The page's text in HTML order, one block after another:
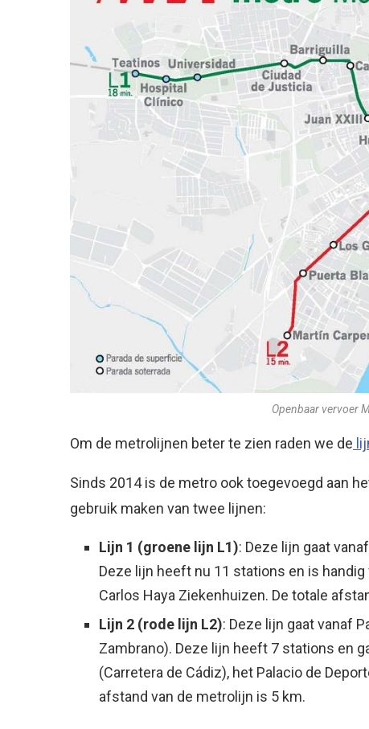
Openbaar vervoer
Om de metrolijnen beter te zien raden we de
Sinds 2014 is de metro ook toegevoegd aan
gebruik maken van twee lijnen:
Lijn 1 (groene lijn L1): Deze lijn gaat
Deze lijn heeft nu 11 stations en is
Carlos Haya Ziekenhuizen. De totale
Lijn 2 (rode lijn L2): Deze lijn gaat vanaf
Zambrano). Deze lijn heeft 7 stations en
(Carretera de Cádiz), het Palacio de
afstand van de metrolijn is 5 km.